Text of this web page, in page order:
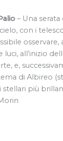
– Una
con i
all’inizio
e,
di Albireo
stellari più